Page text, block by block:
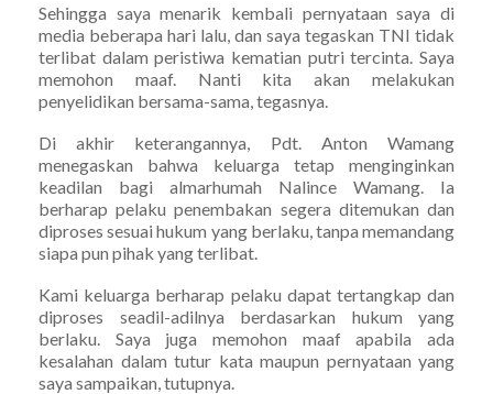
Sehingga saya menarik kembali pernyataan saya di
media beberapa hari lalu, dan saya tegaskan TNI tidak
terlibat dalam peristiwa kematian putri tercinta. Saya
memohon maaf. Nanti kita akan melakukan
penyelidikan bersama-sama, tegasnya.
Di akhir keterangannya, Pdt. Anton Wamang
menegaskan bahwa keluarga tetap menginginkan
keadilan bagi almarhumah Nalince Wamang. Ia
berharap pelaku penembakan segera ditemukan dan
diproses sesuai hukum yang berlaku, tanpa memandang
siapa pun pihak yang terlibat.
Kami keluarga berharap pelaku dapat tertangkap dan
diproses seadil-adilnya berdasarkan hukum yang
berlaku. Saya juga memohon maaf apabila ada
kesalahan dalam tutur kata maupun pernyataan yang
saya sampaikan, tutupnya.